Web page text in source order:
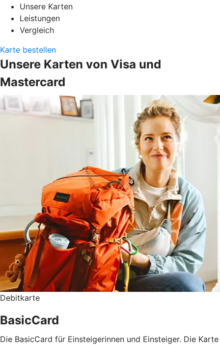
Unsere Karten
Leistungen
Vergleich
Karte bestellen
Unsere Karten von Visa und
Mastercard
Debitkarte
BasicCard
Die BasicCard für Einsteigerinnen und Einsteiger. Die Karte